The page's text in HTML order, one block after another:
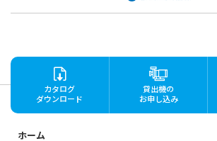
カタログ
ダウンロード
貸出機の
お申し込み
ホーム